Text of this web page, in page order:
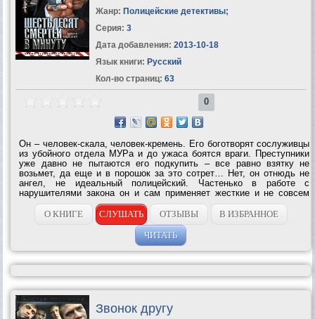
Жанр: Полицейские детективы;
Серия: 3
Дата добавления: 2013-10-18
Язык книги: Русский
Кол-во страниц: 63
0
Он – человек-скала, человек-кремень. Его боготворят сослуживцы
из убойного отдела МУРа и до ужаса боятся враги. Преступники
уже давно не пытаются его подкупить – все равно взятку не
возьмет, да еще и в порошок за это сотрет… Нет, он отнюдь не
ангел, не идеальный полицейский. Частенько в работе с
нарушителями закона он и сам применяет жесткие и не совсем
законные меры. Но при этом он не ищет личной выгоды. В болоте
коррупции и лжи он...
О КНИГЕ СЛУШАТЬ ОТЗЫВЫ
В ИЗБРАННОЕ
ЧИТАТЬ
Звонок другу